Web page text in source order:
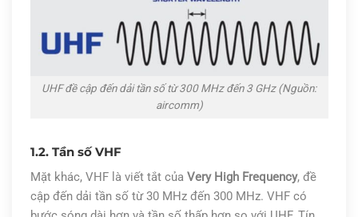
UHF đề cập đến dải tần số từ 300 MHz đến 3 GHz (Nguồn:
aircomm)
1.2. Tần số VHF
Mặt khác, VHF là viết tắt của Very High Frequency, đề
cập đến dải tần số từ 30 MHz đến 300 MHz. VHF có